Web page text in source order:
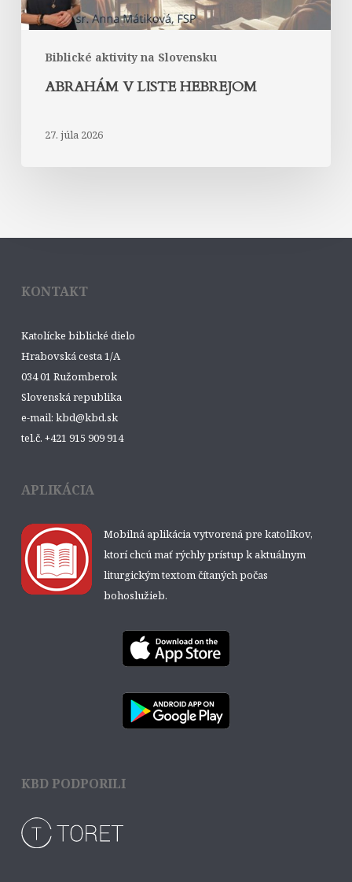
Biblické aktivity na Slovensku
ABRAHÁM V LISTE HEBREJOM
27. júla 2026
KONTAKT
Katolícke biblické dielo
Hrabovská cesta 1/A
034 01 Ružomberok
Slovenská republika
e-mail: kbd@kbd.sk
tel.č. +421 915 909 914
APLIKÁCIA
Mobilná aplikácia vytvorená pre katolíkov,
ktorí chcú mať rýchly prístup k aktuálnym
liturgickým textom čítaných počas
bohoslužieb.
KBD PODPORILI